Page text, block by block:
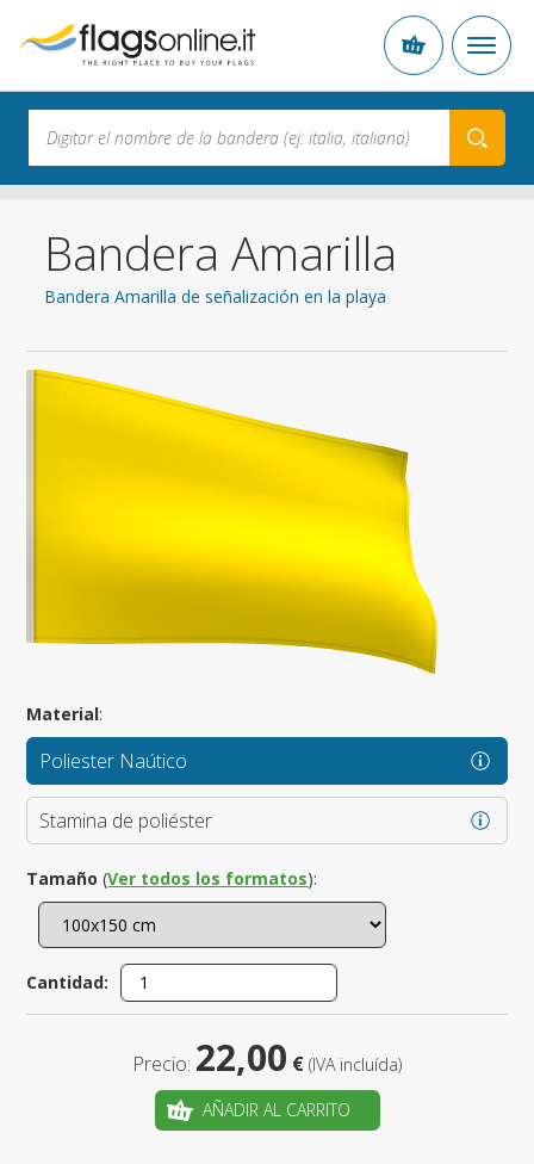
Bandera Amarilla
Bandera Amarilla de señalización en la playa
Material:
Poliester Naútico
Stamina de poliéster
Tamaño (Ver todos los formatos):
Cantidad:
Precio: 22,00 € (IVA incluída)
AÑADIR AL CARRITO